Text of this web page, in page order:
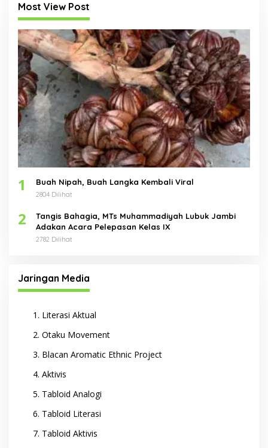
Most View Post
1 Buah Nipah, Buah Langka Kembali Viral
2804 Dilihat
2
Tangis Bahagia, MTs Muhammadiyah Lubuk Jambi
Adakan Acara Pelepasan Kelas IX
2782 Dilihat
Jaringan Media
Literasi Aktual
Otaku Movement
Blacan Aromatic Ethnic Project
Aktivis
Tabloid Analogi
Tabloid Literasi
Tabloid Aktivis